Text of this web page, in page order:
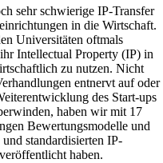
sehr schwierige IP-Transfer
in die Wirtschaft.
Universitäten oftmals
Intellectual Property (IP) in
zu nutzen. Nicht
entnervt auf oder
des Start-ups
haben wir mit 17
Bewertungsmodelle und
standardisierten IP-
haben.